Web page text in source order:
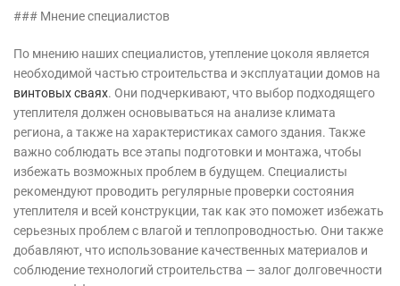
### Мнение специалистов
По мнению наших специалистов, утепление цоколя является
необходимой частью строительства и эксплуатации домов на
винтовых сваях. Они подчеркивают, что выбор подходящего
утеплителя должен основываться на анализе климата
региона, а также на характеристиках самого здания. Также
важно соблюдать все этапы подготовки и монтажа, чтобы
избежать возможных проблем в будущем. Специалисты
рекомендуют проводить регулярные проверки состояния
утеплителя и всей конструкции, так как это поможет избежать
серьезных проблем с влагой и теплопроводностью. Они также
добавляют, что использование качественных материалов и
соблюдение технологий строительства — залог долговечности